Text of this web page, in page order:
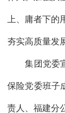
上、庸者下的
夯实高质量发
集团党委宣
保险党委班子
责人、福建分